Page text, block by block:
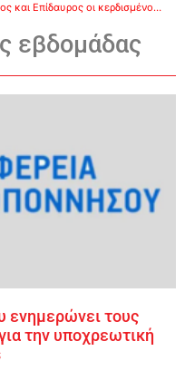
Άργος και Επίδαυρος οι κερδισμένοι απο τις πρώτες εγκρίσεις για το ΕΣΠΑ
εβδομάδας
ενημερώνει τους
την υποχρεωτική